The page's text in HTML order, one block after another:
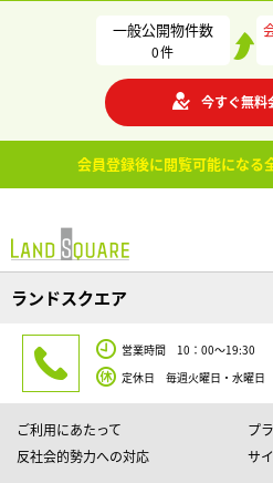
一般公開物件数
0件
今すぐ無料
会員登録後に閲覧可能になる
ランドスクエア
営業時間 10：00～19:30
定休日 毎週火曜日・水曜日
ご利用にあたって
プ
反社会的勢力への対応
サ